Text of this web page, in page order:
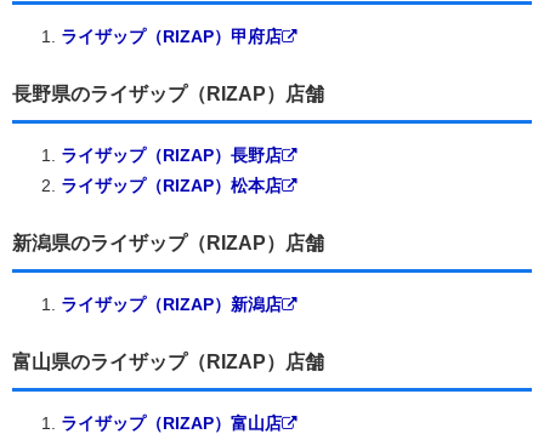
ライザップ（RIZAP）甲府店
長野県のライザップ（RIZAP）店舗
ライザップ（RIZAP）長野店
ライザップ（RIZAP）松本店
新潟県のライザップ（RIZAP）店舗
ライザップ（RIZAP）新潟店
富山県のライザップ（RIZAP）店舗
ライザップ（RIZAP）富山店